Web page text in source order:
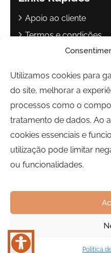
Utilizamos cookies para
do site, melhorar a
processos como o
tratamento de dados. Ao
cookies essenciais e
utilização pode limitar
ou funcionalidades.
Política
Apoio ao cliente
Termos e condições
Política de privacidade
Contactos
Largo Sebastião Martins
8700-349, Olhão,
Horário:Segunda a